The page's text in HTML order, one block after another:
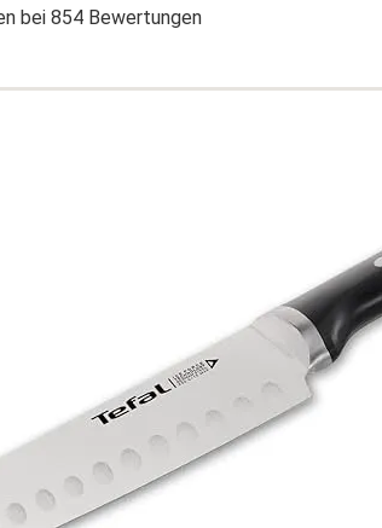
bei 854 Bewertungen